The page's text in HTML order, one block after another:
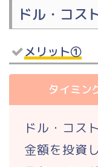
ドル・コス
メリット①
タイミン
ドル・コス
金額を投資